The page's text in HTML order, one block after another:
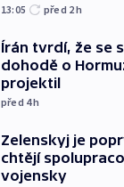
13:05 před 2h
Írán tvrdí, že se
dohodě o
projektil
před 4h
Zelenskyj je
chtějí
vojensky